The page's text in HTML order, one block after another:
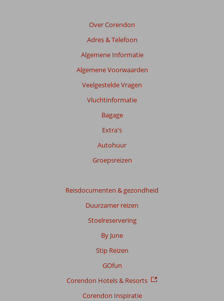
Over Corendon
Adres & Telefoon
Algemene Informatie
Algemene Voorwaarden
Veelgestelde Vragen
Vluchtinformatie
Bagage
Extra's
Autohuur
Groepsreizen
Reisdocumenten & gezondheid
Duurzamer reizen
Stoelreservering
By June
Stip Reizen
GOfun
Corendon Hotels & Resorts
Corendon Inspiratie